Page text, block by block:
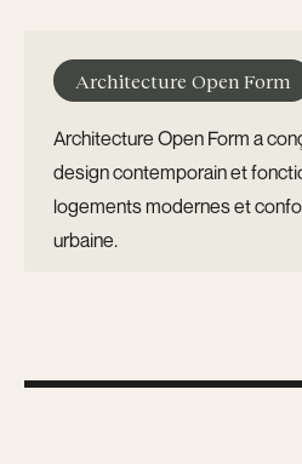
Architecture Open Form
Architecture Open Form a
design contemporain et
logements modernes et
urbaine.